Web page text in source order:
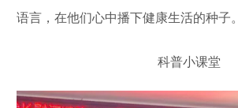
语言，在他们心中播下健康生活的种子。
科普小课堂